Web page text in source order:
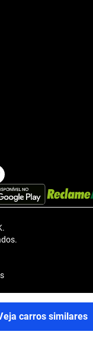
carros similares
DE
0001-83, com sede na